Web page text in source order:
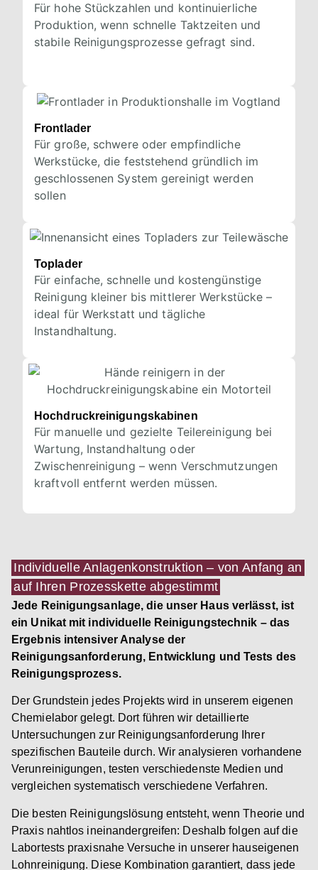
Für hohe Stückzahlen und kontinuierliche
Produktion, wenn schnelle Taktzeiten und
stabile Reinigungsprozesse gefragt sind.
Frontlader
Für große, schwere oder empfindliche
Werkstücke, die feststehend gründlich im
geschlossenen System gereinigt werden
sollen
Toplader
Für einfache, schnelle und kostengünstige
Reinigung kleiner bis mittlerer Werkstücke –
ideal für Werkstatt und tägliche
Instandhaltung.
Hochdruckreinigungskabinen
Für manuelle und gezielte Teilereinigung bei
Wartung, Instandhaltung oder
Zwischenreinigung – wenn Verschmutzungen
kraftvoll entfernt werden müssen.
Individuelle Anlagenkonstruktion – von Anfang an
auf Ihren Prozesskette abgestimmt
Jede Reinigungsanlage, die unser Haus verlässt, ist
ein Unikat mit individuelle Reinigungstechnik – das
Ergebnis intensiver Analyse der
Reinigungsanforderung, Entwicklung und Tests des
Reinigungsprozess.
Der Grundstein jedes Projekts wird in unserem eigenen
Chemielabor gelegt. Dort führen wir detaillierte
Untersuchungen zur Reinigungsanforderung Ihrer
spezifischen Bauteile durch. Wir analysieren vorhandene
Verunreinigungen, testen verschiedenste Medien und
vergleichen systematisch verschiedene Verfahren.
Die besten Reinigungslösung entsteht, wenn Theorie und
Praxis nahtlos ineinandergreifen: Deshalb folgen auf die
Labortests praxisnahe Versuche in unserer hauseigenen
Lohnreinigung. Diese Kombination garantiert, dass jede